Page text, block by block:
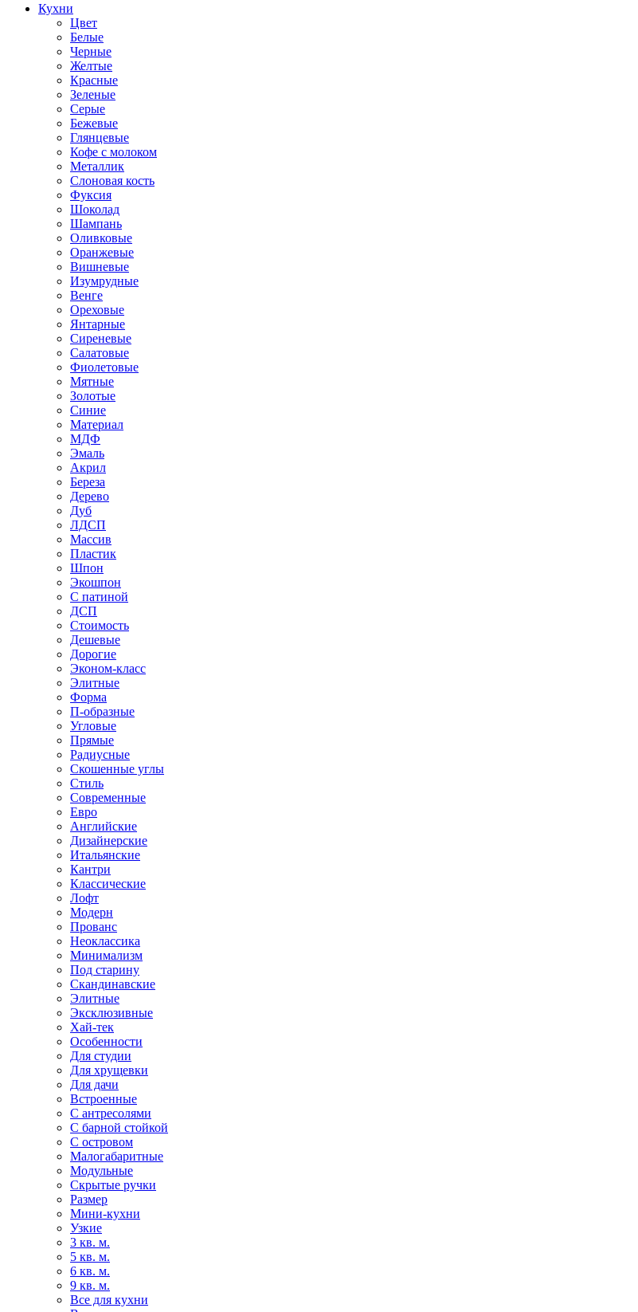
Кухни
Цвет
Белые
Черные
Желтые
Красные
Зеленые
Серые
Бежевые
Глянцевые
Кофе с молоком
Металлик
Слоновая кость
Фуксия
Шоколад
Шампань
Оливковые
Оранжевые
Вишневые
Изумрудные
Венге
Ореховые
Янтарные
Сиреневые
Салатовые
Фиолетовые
Мятные
Золотые
Синие
Материал
МДФ
Эмаль
Акрил
Береза
Дерево
Дуб
ЛДСП
Массив
Пластик
Шпон
Экошпон
С патиной
ДСП
Стоимость
Дешевые
Дорогие
Эконом-класс
Элитные
Форма
П-образные
Угловые
Прямые
Радиусные
Скошенные углы
Стиль
Современные
Евро
Английские
Дизайнерские
Итальянские
Кантри
Классические
Лофт
Модерн
Прованс
Неоклассика
Минимализм
Под старину
Скандинавские
Элитные
Эксклюзивные
Хай-тек
Особенности
Для студии
Для хрущевки
Для дачи
Встроенные
С антресолями
С барной стойкой
С островом
Малогабаритные
Модульные
Скрытые ручки
Размер
Мини-кухни
Узкие
3 кв. м.
5 кв. м.
6 кв. м.
9 кв. м.
Все для кухни